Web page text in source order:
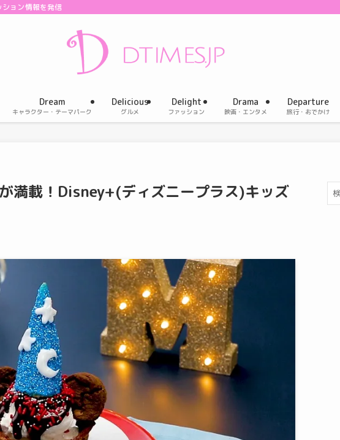
ョン情報を発信
Dream
キャラクター・テーマパーク
Delicious
グルメ
Delight
ファッション
Drama
映画・エンタメ
Departure
旅行・おでかけ
満載！Disney+(ディズニープラス)キッズ